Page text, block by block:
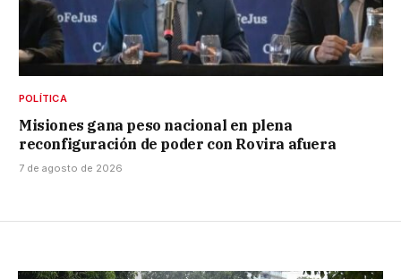
POLÍTICA
Misiones gana peso nacional en plena
reconfiguración de poder con Rovira afuera
7 de agosto de 2026